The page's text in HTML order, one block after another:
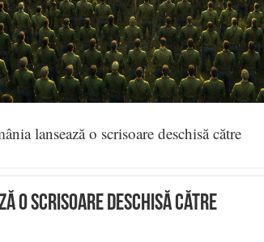
lansează o scrisoare deschisă către
o scrisoare deschisă către